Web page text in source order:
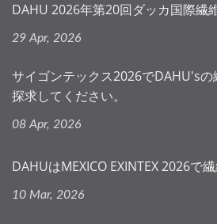
DAHU 2026年第20回ダッカ国際繊
29 Apr, 2026
サイゴンテックス2026でDAHU's
探求してください。
08 Apr, 2026
DAHUはMEXICO EXINTEX 2026で
10 Mar, 2026